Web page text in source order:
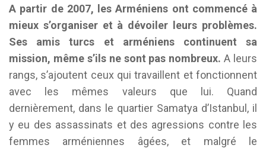
A partir de 2007, les Arméniens ont commencé à
mieux s’organiser et à dévoiler leurs problèmes.
Ses amis turcs et arméniens continuent sa
mission, même s’ils ne sont pas nombreux. A leurs
rangs, s’ajoutent ceux qui travaillent et fonctionnent
avec les mêmes valeurs que lui. Quand
dernièrement, dans le quartier Samatya d’Istanbul, il
y eu des assassinats et des agressions contre les
femmes arméniennes âgées, et malgré le